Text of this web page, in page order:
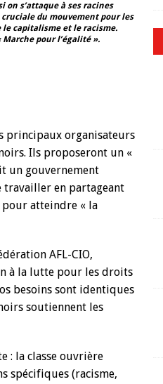
s’attaque à ses racines
du mouvement pour les
capitalisme et le racisme.
pour l’égalité ».
principaux organisateurs
Ils proposeront un «
un gouvernement
travailler en partageant
atteindre « la
AFL-CIO,
à la lutte pour les droits
besoins sont identiques
soutiennent les
: la classe ouvrière
spécifiques (racisme,